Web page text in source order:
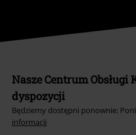
Nasze Centrum
dyspozycji
Będziemy dostępni ponownie:
informacji